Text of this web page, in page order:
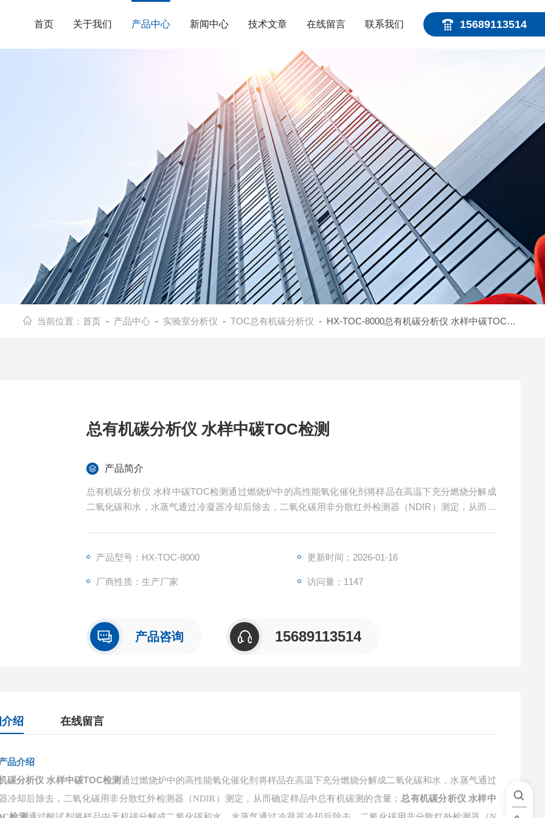
15689113514
首页 关于我们 产品中心 新闻中心 技术文章 在线留言 联系我们
当前位置： 首页 - 产品中心- 实验室分析仪 - TOC总有机碳分析仪 - HX-TOC-8000总有机碳分析仪 水样中碳TOC检测
总有机碳分析仪 水样中碳TOC检测
产品简介
总有机碳分析仪 水样中碳TOC检测通过燃烧炉中的高性能氧化催化剂将样品在高温下充分燃烧分解成
二氧化碳和水，水蒸气通过冷凝器冷却后除去，二氧化碳用非分散红外检测器（NDIR）测定，从而确
产品型号：HX-TOC-8000 更新时间：2026-01-16
厂商性质：生产厂家 访问量：1147
产品咨询 15689113514
绍 在线留言
品介绍
碳分析仪 水样中碳TOC检测通过燃烧炉中的高性能氧化催化剂将样品在高温下充分燃烧分解成二氧化碳和水，水蒸气通过
冷却后除去，二氧化碳用非分散红外检测器（NDIR）测定，从而确定样品中总有机碳测的含量； 总有机碳分析仪 水样中